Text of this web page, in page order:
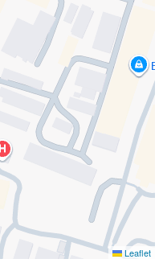
Leaflet